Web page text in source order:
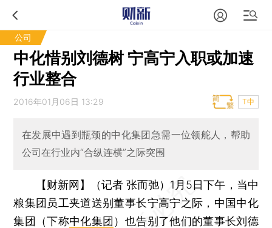
公司
中化惜别刘德树 宁高宁入职或加速
行业整合
2016年01月06日 13:29 T中
在发展中遇到瓶颈的中化集团急需一位领舵人，帮助
公司在行业内“合纵连横”之际突围
【财新网】（记者 张而弛） 1月5日下午，当中
粮集团员工夹道送别董事长宁高宁之际，中国中化
集团（下称中化集团 ）也告别了他们的董事长刘德